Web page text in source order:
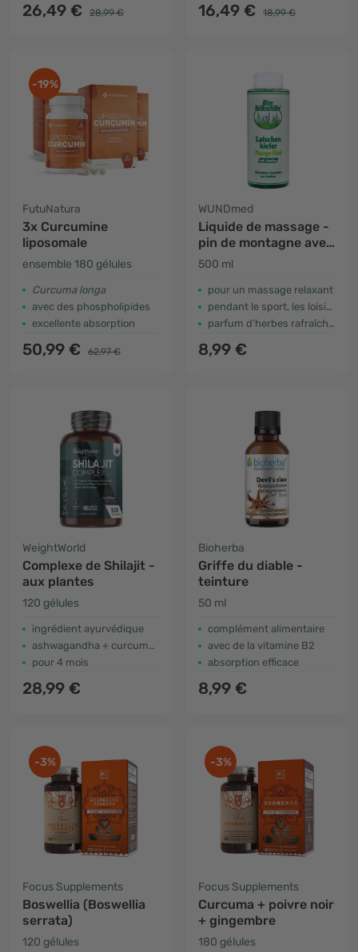
26,49 € 28,99 € 16,49 € 18,99 €
-19%
FutuNatura
3x Curcumine
liposomale
ensemble 180 gélules
Curcuma longa
avec des phospholipides
excellente absorption
50,99 € 62,97 €
WUNDmed
Liquide de massage -
pin de montagne avec
arnica
500 ml
pour un massage relaxant
pendant le sport, les loisirs ou en voyage
parfum d'herbes rafraîchissant
8,99 €
WeightWorld
Complexe de Shilajit -
aux plantes
120 gélules
ingrédient ayurvédique
ashwagandha + curcuma + poivre noir
pour 4 mois
28,99 €
Bioherba
Griffe du diable -
teinture
50 ml
complément alimentaire
avec de la vitamine B2
absorption efficace
8,99 €
-3%
Focus Supplements
Boswellia (Boswellia
serrata)
120 gélules
-3%
Focus Supplements
Curcuma + poivre noir
+ gingembre
180 gélules